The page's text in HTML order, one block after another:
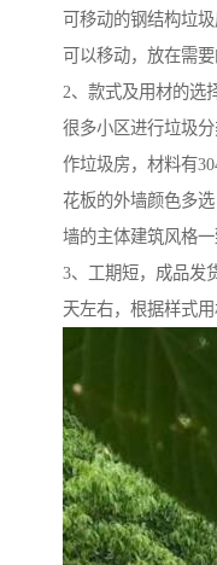
可移动的钢结构垃
可以移动，放在需要
2、款式及用材的选
很多小区进行垃圾
作垃圾房，材料有
花板的外墙颜色多
墙的主体建筑风格一
3、工期短，成品发
天左右，根据样式